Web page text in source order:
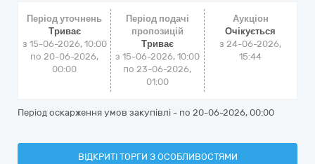
Період уточнень
Триває
з 15-06-2026, 10:00
по 20-06-2026,
00:00
Період подачі
пропозицій
Триває
з 15-06-2026, 10:00
по 23-06-2026,
01:00
Аукціон
Очікується
з24-06-2026,
15:44
Період оскарження умов закупівлі - по 20-06-2026, 00:00
ВІДКРИТІ ТОРГИ З ОСОБЛИВОСТЯМИ